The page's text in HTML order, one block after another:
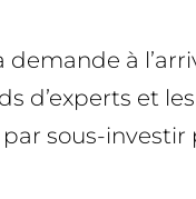
à
d’experts et
sous-investir